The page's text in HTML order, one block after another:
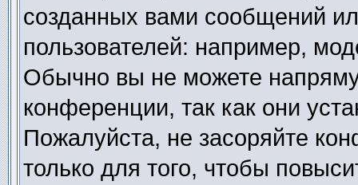
созданных вами сообщений
пользователей: например,
Обычно вы не можете
конференции, так как они
Пожалуйста, не засоряйте
только для того, чтобы